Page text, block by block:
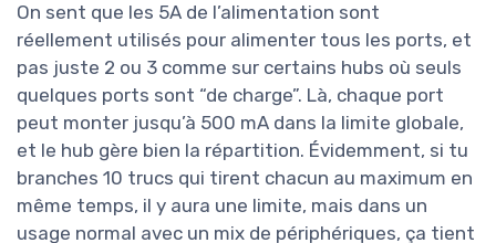
On sent que les 5A de l’alimentation sont
réellement utilisés pour alimenter tous les ports, et
pas juste 2 ou 3 comme sur certains hubs où seuls
quelques ports sont “de charge”. Là, chaque port
peut monter jusqu’à 500 mA dans la limite globale,
et le hub gère bien la répartition. Évidemment, si tu
branches 10 trucs qui tirent chacun au maximum en
même temps, il y aura une limite, mais dans un
usage normal avec un mix de périphériques, ça tient